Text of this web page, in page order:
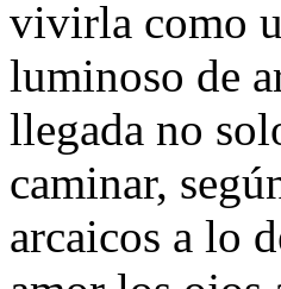
vivirla como
luminoso de
llegada no
caminar,
arcaicos a lo